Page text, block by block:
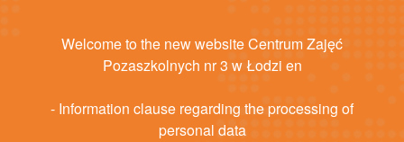
Welcome to the new website Centrum Zajęć
Pozaszkolnych nr 3 w Łodzi en
- Information clause regarding the processing of
personal data